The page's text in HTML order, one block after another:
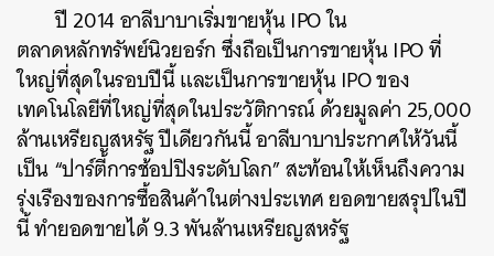
ปี 2014 อาลีบาบาเริ่มขายหุ้น IPO ใน
ตลาดหลักทรัพย์นิวยอร์ก ซึ่งถือเป็นการขายหุ้น IPO ที่
ใหญ่ที่สุดในรอบปีนี้ และเป็นการขายหุ้น IPO ของ
เทคโนโลยีที่ใหญ่ที่สุดในประวัติการณ์ ด้วยมูลค่า 25,000
ล้านเหรียญสหรัฐ ปีเดียวกันนี้ อาลีบาบาประกาศให้วันนี้
เป็น “ปาร์ตี้การช้อปปิงระดับโลก” สะท้อนให้เห็นถึงความ
รุ่งเรืองของการซื้อสินค้าในต่างประเทศ ยอดขายสรุปในปี
นี้ ทำยอดขายได้ 9.3 พันล้านเหรียญสหรัฐ